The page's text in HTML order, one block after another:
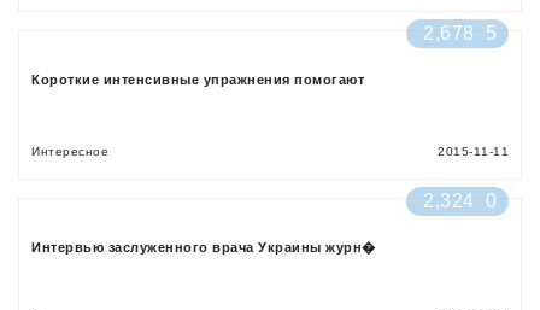
2,678 5
Короткие интенсивные упражнения помогают
Интересное 2015-11-11
2,324 0
Интервью заслуженного врача Украины журн�